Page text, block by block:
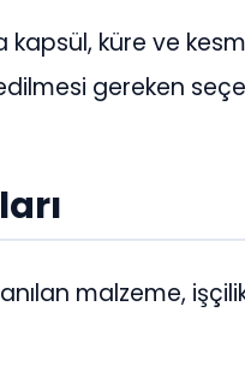
kapsül, küre ve
gereken
malzeme,